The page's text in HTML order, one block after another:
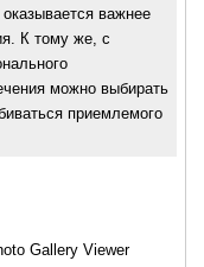
важнее
К тому же, с
можно выбирать
приемлемого
Gallery Viewer